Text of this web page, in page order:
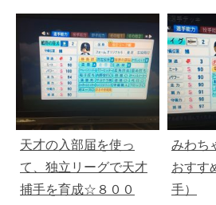
野手を作る手順
った結
天才の入部届を使っ
て、独立リーグで天才
捕手を育成☆８００
みわち
おすす
手）